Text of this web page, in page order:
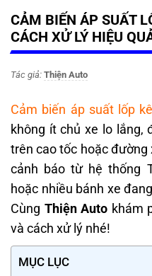
CẢM BIẾN ÁP SUẤT
CÁCH XỬ LÝ HIỆU
Tác giả: Thiện Auto
Cảm biến áp suất lốp
không ít chủ xe lo lắng,
trên cao tốc hoặc đường
cảnh báo từ hệ thống
hoặc nhiều bánh xe
Cùng Thiện Auto khám
và cách xử lý nhé!
MỤC LỤC